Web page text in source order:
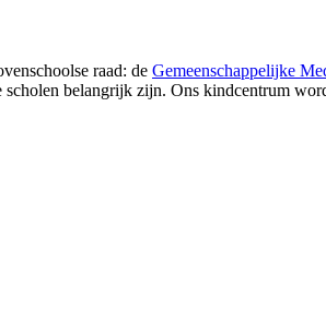
raad: de Gemeenschappelijke
belangrijk zijn. Ons kindcentrum